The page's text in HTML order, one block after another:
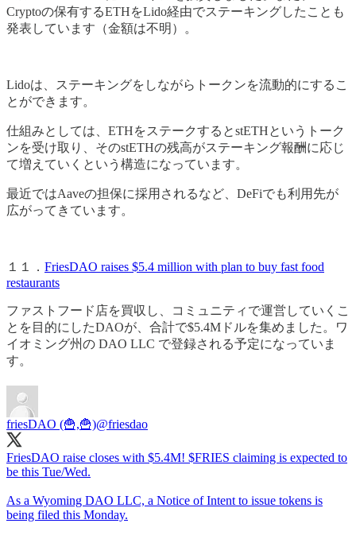
Cryptoの保有するETHをLido経由でステーキングしたことも
発表しています（金額は不明）。
Lidoは、ステーキングをしながらトークンを流動的にするこ
とができます。
仕組みとしては、ETHをステークするとstETHというトーク
ンを受け取り、そのstETHの残高がステーキング報酬に応じ
て増えていくという構造になっています。
最近ではAaveの担保に採用されるなど、DeFiでも利用先が
広がってきています。
１１． FriesDAO raises $5.4 million with plan to buy fast food
restaurants
ファストフード店を買収し、コミュニティで運営していくこ
とを目的にしたDAOが、合計で$5.4Mドルを集めました。ワ
イオミング州の DAO LLC で登録される予定になっていま
す。
friesDAO (🍟,🍟)@friesdao
FriesDAO raise closes with $5.4M! $FRIES claiming is expected to
be this Tue/Wed.
As a Wyoming DAO LLC, a Notice of Intent to issue tokens is
being filed this Monday.